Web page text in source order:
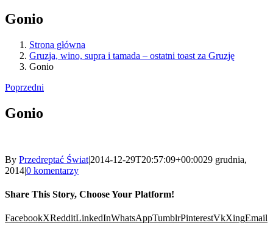
Gonio
Strona główna
Gruzja, wino, supra i tamada – ostatni toast za Gruzję
Gonio
Poprzedni
Gonio
By Przedreptać Świat|2014-12-29T20:57:09+00:0029 grudnia,
2014|0 komentarzy
Share This Story, Choose Your Platform!
FacebookXRedditLinkedInWhatsAppTumblrPinterestVkXingEmail